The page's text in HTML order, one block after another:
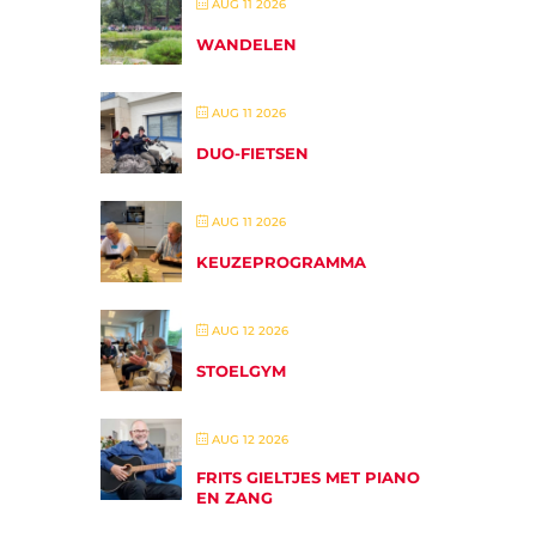
AUG 11 2026
WANDELEN
AUG 11 2026
DUO-FIETSEN
AUG 11 2026
KEUZEPROGRAMMA
AUG 12 2026
STOELGYM
AUG 12 2026
FRITS GIELTJES MET PIANO
EN ZANG